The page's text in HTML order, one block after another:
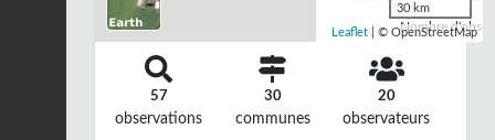
Nombre
30 km
Leaflet | © OpenStreetMap
57
observations
30
communes
20
observateurs